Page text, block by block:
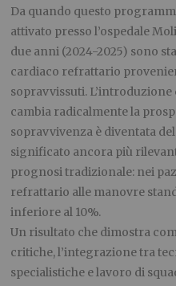
Da quando questo
attivato presso l’ospedale
due anni (2024-2025) sono
cardiaco refrattario
sopravvissuti.
cambia radicalmente la
sopravvivenza è diventata
significato ancora più
prognosi tradizionale: nei
refrattario alle manovre
inferiore al 10%.
Un risultato che dimostra
critiche, l’integrazione tra
specialistiche e lavoro di